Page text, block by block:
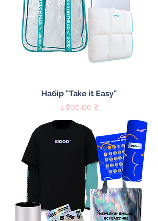
Набір "Take it Easy"
Цена
1 800,00 ₴